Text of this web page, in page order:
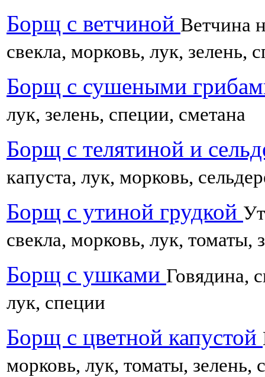
Борщ с ветчиной Ветчина
свекла, морковь, лук, зелень,
Борщ с сушеными
лук, зелень, специи, сметана
Борщ с телятиной и
капуста, лук, морковь,
Борщ с утиной грудкой
свекла, морковь, лук, томаты,
Борщ с ушками Говядина,
лук, специи
Борщ с цветной капустой
морковь, лук, томаты, зелень,